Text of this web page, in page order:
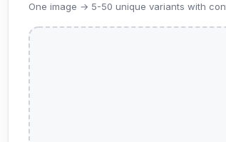
One image → 5-50 unique variants with